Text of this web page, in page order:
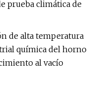
prueba climática de
de alta temperatura
química del horno
al vacío